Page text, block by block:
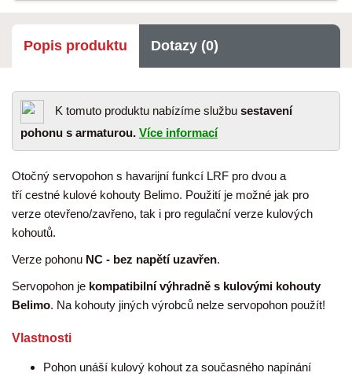
Popis produktu Dotazy (0)
K tomuto produktu nabízíme službu sestavení
pohonu s armaturou. Více informací
Otočný servopohon s havarijní funkcí LRF pro dvou a
tří cestné kulové kohouty Belimo. Použití je možné jak pro
verze otevřeno/zavřeno, tak i pro regulační verze kulových
kohoutů.
Verze pohonu NC - bez napětí uzavřen.
Servopohon je kompatibilní výhradně s kulovými kohouty
Belimo. Na kohouty jiných výrobců nelze servopohon použít!
Vlastnosti
Pohon unáší kulový kohout za současného napínání